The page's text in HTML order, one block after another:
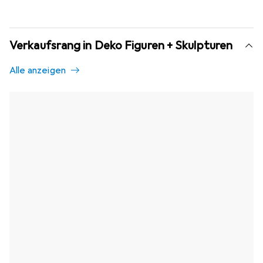
Verkaufsrang in Deko Figuren + Skulpturen
Alle anzeigen